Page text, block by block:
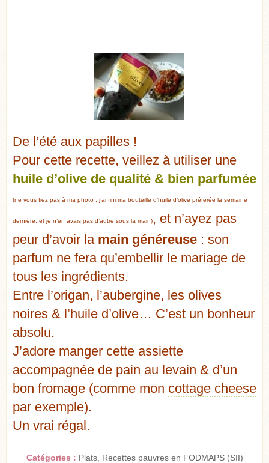
De l’été aux papilles !
Pour cette recette, veillez à utiliser une
huile d’olive de qualité & bien parfumée
(ne vous fiez pas à ma photo : j’ai fini ma bouteille d’huile d’olive préférée la semaine
dernière, et je n’en avais pas d’autre sous la main), et n’ayez pas
peur d’avoir la main généreuse : son
parfum ne fera qu’embellir le mariage de
tous les ingrédients.
Entre l’origan, l’aubergine, les olives
noires & l’huile d’olive… C’est un bonheur
absolu.
J’adore manger cette assiette
accompagnée de pain au levain & d’un
bon fromage (comme mon cottage cheese
par exemple).
Un vrai régal.
Catégories : Plats, Recettes pauvres en FODMAPS (SII)